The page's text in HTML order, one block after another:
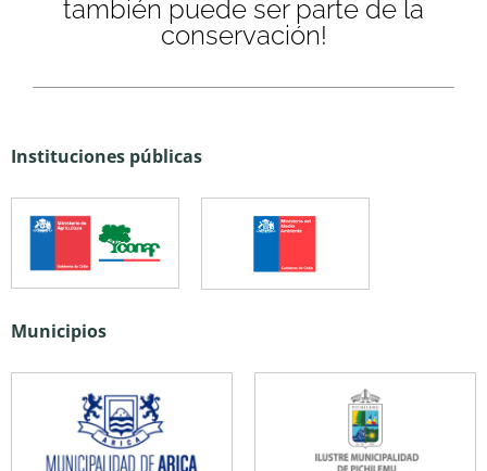
también puede ser parte de la
conservación!
Instituciones públicas
Municipios